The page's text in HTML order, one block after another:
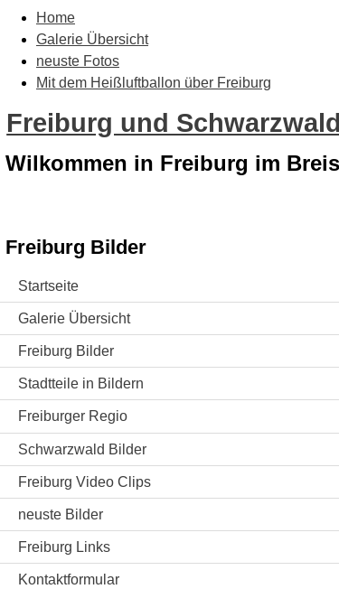
Home
Galerie Übersicht
neuste Fotos
Mit dem Heißluftballon über Freiburg
Freiburg und
Wilkommen in Freiburg im
Freiburg Bilder
Startseite
Galerie Übersicht
Freiburg Bilder
Stadtteile in Bildern
Freiburger Regio
Schwarzwald Bilder
Freiburg Video Clips
neuste Bilder
Freiburg Links
Kontaktformular